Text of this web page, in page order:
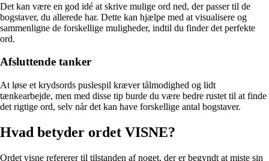
Det kan være en god idé at skrive mulige ord ned, der passer til de
bogstaver, du allerede har. Dette kan hjælpe med at visualisere og
sammenligne de forskellige muligheder, indtil du finder det perfekte
ord.
Afsluttende tanker
At løse et krydsords puslespil kræver tålmodighed og lidt
tænkearbejde, men med disse tip burde du være bedre rustet til at finde
det rigtige ord, selv når det kan have forskellige antal bogstaver.
Hvad betyder ordet VISNE?
Ordet visne refererer til tilstanden af noget, der er begyndt at miste sin